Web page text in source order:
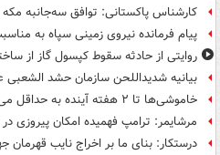
کارشناس پاکستانی: توافق سه‌جانبه
پیام فرمانده نیروی زمینی سپاه به
روایتی از حادثه سقوط کپسول گاز از
بیانیه شدیداللحن سازمان حشد الشعبی
خاموشی‌ها تا ۲ هفته آینده به حداقل می‌رسد
مرشایمر: ترامپ فهمیده امکان پیروزی
درستکار: بنای ما بر اخراج نایب